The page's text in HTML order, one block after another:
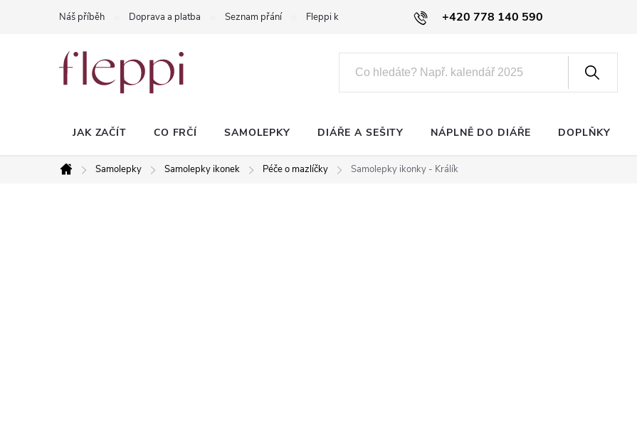
+420 778 140 590
Náš příběh Doprava a platba Seznam přání Fleppi klub
JAK ZAČÍT CO FRČÍ SAMOLEPKY DIÁŘE A SEŠITY NÁPLNĚ DO DIÁŘE DOPLŇKY
Domů
Samolepky Samolepky ikonek Péče o mazlíčky Samolepky ikonky - Králík